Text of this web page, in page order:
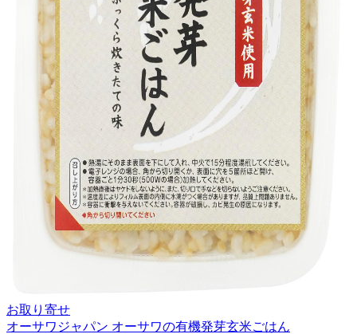
お取り寄せ
オーサワジャパン オーサワの有機発芽玄米ごはん